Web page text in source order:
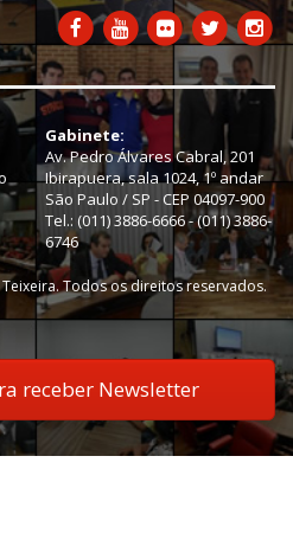
Gabinete:
Av. Pedro Álvares Cabral, 201
Ibirapuera, sala 1024, 1º andar
São Paulo / SP - CEP 04097-900
Tel.: (011) 3886-6666 - (011) 3886-
6746
Todos os direitos reservados.
receber Newsletter